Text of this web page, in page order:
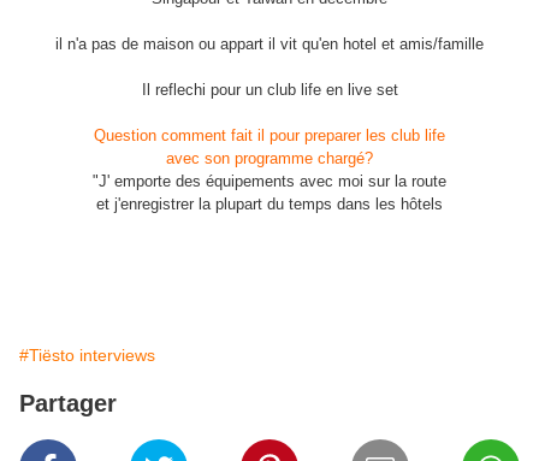
il n'a pas de maison ou appart il vit qu'en hotel et amis/famille
Il reflechi pour un club life en live set
Question comment fait il pour preparer les club life
avec son programme chargé?
"J' emporte des équipements avec moi sur la route
et j'enregistrer la plupart du temps dans les hôtels
#Tiësto interviews
Partager